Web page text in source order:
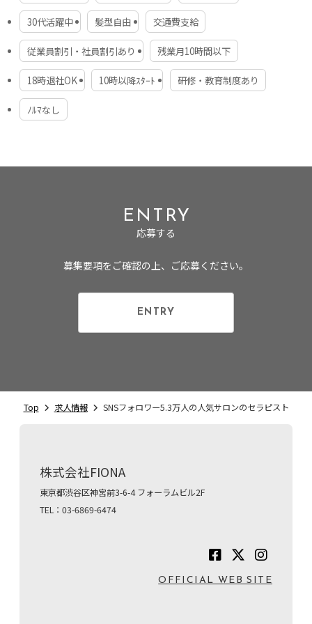
待遇・福利厚生
業務委託のためなし
研修・教育制度
入社後は研修期間として、週4日・1日4時間程、セミナー
を受講いただきます。
ーも同様に実施していき、現場デビューになります。
会社HP
https://www.elena-salon.com/
30代活躍中 髪型自由 交通費支給
従業員割引・社員割引あり 残業月10時間以下
18時退社OK 10時以降ｽﾀｰﾄ 研修・教育制度あり
ﾉﾙﾏなし
ENTRY
応募する
募集要項をご確認の上、ご応募ください。
ENTRY
Top 求人情報 SNSフォロワー5.3万人の人気サロンのセラピスト
株式会社FIONA
東京都渋谷区神宮前3-6-4 フォーラムビル2F
TEL：03-6869-6474
OFFICIAL WEB SITE